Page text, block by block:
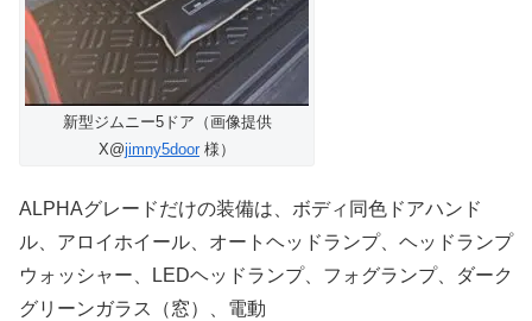
新型ジムニー5ドア（画像提供
X@jimny5door 様）
ALPHAグレードだけの装備は、ボディ同色ドアハンド
ル、アロイホイール、オートヘッドランプ、ヘッドランプ
ウォッシャー、LEDヘッドランプ、フォグランプ、ダーク
グリーンガラス（窓）、電動